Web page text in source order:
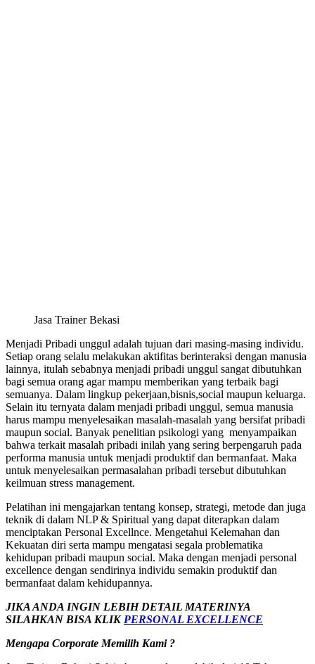
Jasa Trainer Bekasi
Menjadi Pribadi unggul adalah tujuan dari masing-masing individu.
Setiap orang selalu melakukan aktifitas berinteraksi dengan manusia
lainnya, itulah sebabnya menjadi pribadi unggul sangat dibutuhkan
bagi semua orang agar mampu memberikan yang terbaik bagi
semuanya. Dalam lingkup pekerjaan,bisnis,social maupun keluarga.
Selain itu ternyata dalam menjadi pribadi unggul, semua manusia
harus mampu menyelesaikan masalah-masalah yang bersifat pribadi
maupun social. Banyak penelitian psikologi yang menyampaikan
bahwa terkait masalah pribadi inilah yang sering berpengaruh pada
performa manusia untuk menjadi produktif dan bermanfaat. Maka
untuk menyelesaikan permasalahan pribadi tersebut dibutuhkan
keilmuan stress management.
Pelatihan ini mengajarkan tentang konsep, strategi, metode dan juga
teknik di dalam NLP & Spiritual yang dapat diterapkan dalam
menciptakan Personal Excellnce. Mengetahui Kelemahan dan
Kekuatan diri serta mampu mengatasi segala problematika
kehidupan pribadi maupun social. Maka dengan menjadi personal
excellence dengan sendirinya individu semakin produktif dan
bermanfaat dalam kehidupannya.
JIKA ANDA INGIN LEBIH DETAIL MATERINYA
SILAHKAN BISA KLIK PERSONAL EXCELLENCE
Mengapa Corporate Memilih Kami ?